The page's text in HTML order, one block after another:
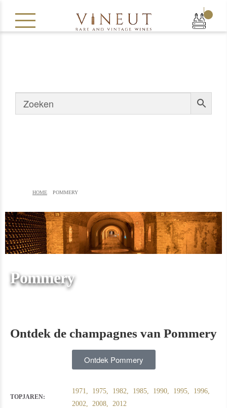
|
HOME POMMERY
Pommery
Ontdek de champagnes van Pommery
Ontdek Pommery
TOPJAREN:
1971, 1975, 1982, 1985, 1990, 1995, 1996,
2002, 2008, 2012